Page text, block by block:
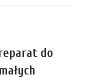
do